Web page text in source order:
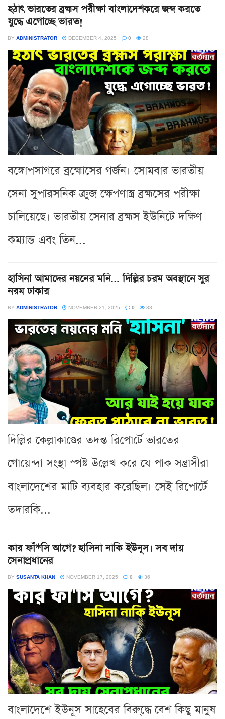
হঠাৎ ভারতের ব্রহ্মস পরীক্ষা বাংলাদেশকরে জব্দ করতে
যুদ্ধে এগোচ্ছে ভারত!
BY ADMINISTRATOR DECEMBER 4, 2025 0 28
বঙ্গোপসাগরে ব্রহ্মোসের গর্জন। সোমবার ভারতীয়
সেনা সুপারসনিক ক্রুজ ক্ষেপণাস্ত্র ব্রহ্মসের পরীক্ষা
চালিয়েছে। ভারতীয় সেনার ব্রহ্মস ইউনিটে দক্ষিণ
কম্যান্ড এবং তিন...
হাসিনা আমাদের নয়নের মনি… দিল্লির চরম অবস্থানে সুর
নরম ঢাকার
BY ADMINISTRATOR NOVEMBER 21, 2025 0 38
দিল্লির কেল্লাকাণ্ডের তদন্ত রিপোর্টে ভারতের
গোয়েন্দা সংস্থা স্পষ্ট উল্লেখ করে যে পাক সন্ত্রাসীরা
বাংলাদেশের মাটি ব্যবহার করেছিল। সেই রিপোর্টে
তদারকি...
কার ফাঁ*সি আগে? হাসিনা নাকি ইউনূস। সব দায়
সেনাপ্রধানের
BY SUSANTA KHAN NOVEMBER 17, 2025 0 36
বাংলাদেশে ইউনূস সাহেবের বিরু্দ্ধে বেশ কিছু মানুষ